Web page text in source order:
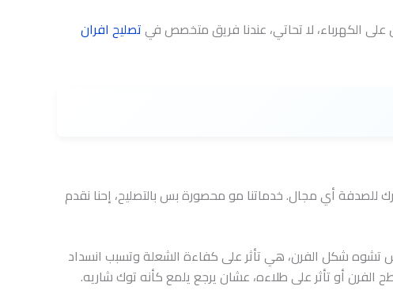
الكهرباء، لا تحاتي، عندنا فريق متخصص فيتصليح افران
للصدفة أي مجال. خدماتنا مو محصورة بس بالتصليح، إحنا نقدم
تشوه شكل الفرن، هي تأثر على كفاءة الشعلة وتسبب انسداد
أو تأثر على طلاءه، عشان يرجع يلمع كأنه توك شاريه.